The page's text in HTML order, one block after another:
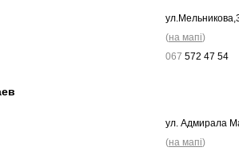
(на мапі)
067 572 47 54
ул. Адмирала
(на мапі)